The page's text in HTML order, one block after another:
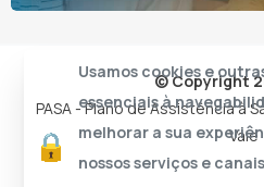
© Copyright
PASA - Plano de Assistência à
Vale
Usamos cookies e
essenciais à
melhorar a sua
nossos serviços e